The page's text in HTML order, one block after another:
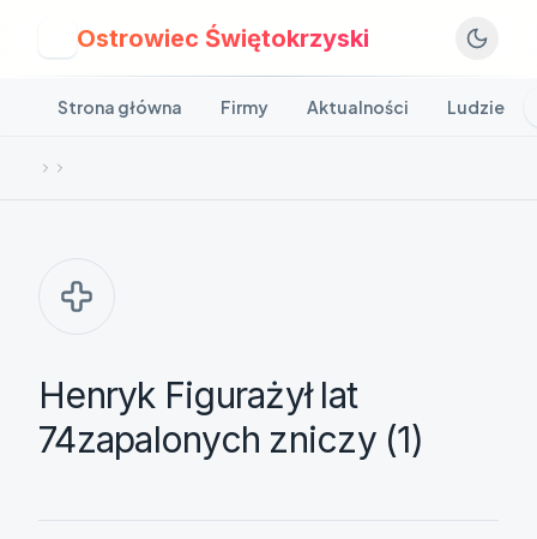
Ostrowiec Świętokrzyski
Strona główna Firmy Aktualności Ludzie
Henryk Figurażył lat
74zapalonych zniczy (1)